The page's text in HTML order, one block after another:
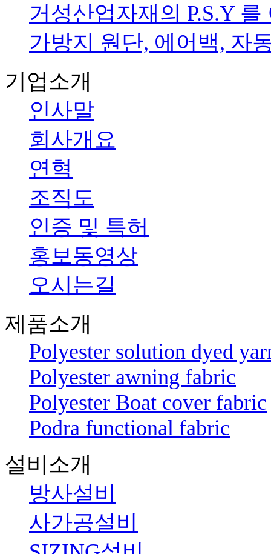
거성산업자재의 P.S.Y 를
가방지 원단, 에어백, 자
기업소개
인사말
회사개요
연혁
조직도
인증 및 특허
홍보동영상
오시는길
제품소개
Polyester solution dyed
Polyester awning fabric
Polyester Boat cover fabric
Podra functional fabric
설비소개
방사설비
사가공설비